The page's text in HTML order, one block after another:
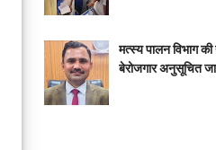
मत्स्य पालन विभाग
बेरोजगार अनुसूचित